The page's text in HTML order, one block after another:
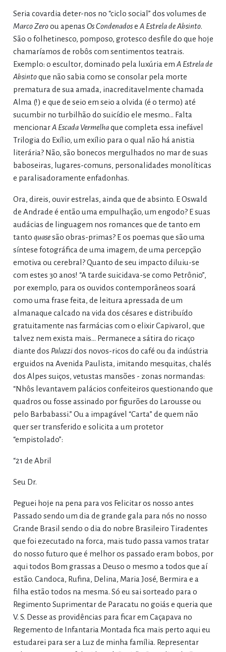
Seria covardia deter-nos no “ciclo social” dos volumes de
Marco Zeroou apenas Os Condenadose A Estrela de Absinto.
São o folhetinesco, pomposo, grotesco desfile do que hoje
chamaríamos de robôs com sentimentos teatrais.
Exemplo: o escultor, dominado pela luxúria em A Estrela de
Absintoque não sabia como se consolar pela morte
prematura de sua amada, inacreditavelmente chamada
Alma (!) e que de seio em seio a olvida (é o termo) até
sucumbir no turbilhão do suicídio ele mesmo… Falta
mencionarA Escada Vermelhaque completa essa inefável
Trilogia do Exílio, um exílio para o qual não há anistia
literária? Não, são bonecos mergulhados no mar de suas
baboseiras, lugares-comuns, personalidades monolíticas
e paralisadoramente enfadonhas.
Ora, direis, ouvir estrelas, ainda que de absinto. E Oswald
de Andrade é então uma empulhação, um engodo? E suas
audácias de linguagem nos romances que de tanto em
tanto quasesão obras-primas? E os poemas que são uma
síntese fotográfica de uma imagem, de uma percepção
emotiva ou cerebral? Quanto de seu impacto diluiu-se
com estes 30 anos! “A tarde suicidava-se como Petrônio”,
por exemplo, para os ouvidos contemporâneos soará
como uma frase feita, de leitura apressada de um
almanaque calcado na vida dos césares e distribuído
gratuitamente nas farmácias com o elixir Capivarol, que
talvez nem exista mais… Permanece a sátira do ricaço
diante dos Palazzidos novos-ricos do café ou da indústria
erguidos na Avenida Paulista, imitando mesquitas, chalés
dos Alpes suiços, vetustas mansões - zonas normandas:
“Nhôs levantavem palácios confeiteiros questionando que
quadros ou fosse assinado por figurões do Larousse ou
pelo Barbabassi.” Ou a impagável “Carta” de quem não
quer ser transferido e solicita a um protetor
“empistolado”:
“21 de Abril
Seu Dr.
Peguei hoje na pena para vos Felicitar os nosso antes
Passado sendo um dia de grande gala para nós no nosso
Grande Brasil sendo o dia do nobre Brasileiro Tiradentes
que foi ezecutado na forca, mais tudo passa vamos tratar
do nosso futuro que é melhor os passado eram bobos, por
aqui todos Bom grassas a Deuso o mesmo a todos que aí
estão. Candoca, Rufina, Delina, Maria José, Bermira e a
filha estão todos na mesma. Só eu sai sorteado para o
Regimento Suprimentar de Paracatu no goiás e queria que
V. S. Desse as providências para ficar em Caçapava no
Regemento de Infantaria Montada fica mais perto aqui eu
estudarei para ser a Luz de minha família. Representar